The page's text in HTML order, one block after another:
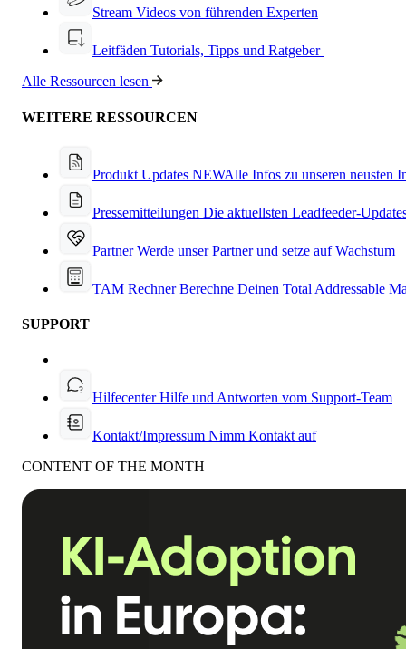
Stream Videos von führenden Experten
Leitfäden Tutorials, Tipps und Ratgeber
Alle Ressourcen lesen
WEITERE RESSOURCEN
Produkt Updates NEWAlle Infos zu unseren neusten
Pressemitteilungen Die aktuellsten Leadfeeder-
PartnerWerde unser Partner und setze auf Wachstum
TAM RechnerBerechne Deinen Total Addressable
SUPPORT
HilfecenterHilfe und Antworten vom Support-Team
Kontakt/Impressum Nimm Kontakt auf
CONTENT OF THE MONTH